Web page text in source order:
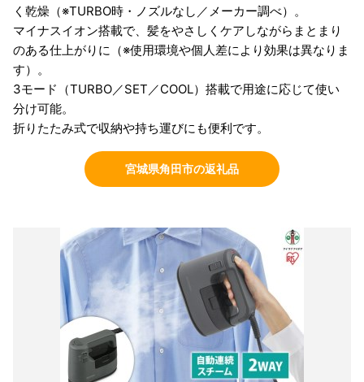
く乾燥（※TURBO時・ノズルなし／メーカー調べ）。
マイナスイオン搭載で、髪をやさしくケアしながらまとまり
のある仕上がりに（※使用環境や個人差により効果は異なりま
す）。
3モード（TURBO／SET／COOL）搭載で用途に応じて使い
分け可能。
折りたたみ式で収納や持ち運びにも便利です。
宮城県角田市の返礼品